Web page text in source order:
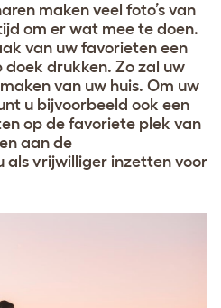
maken veel foto’s van
om er wat mee te doen.
van uw favorieten een
drukken. Zo zal uw
van uw huis. Om uw
u bijvoorbeeld ook een
op de favoriete plek van
aan de
als vrijwilliger inzetten voor